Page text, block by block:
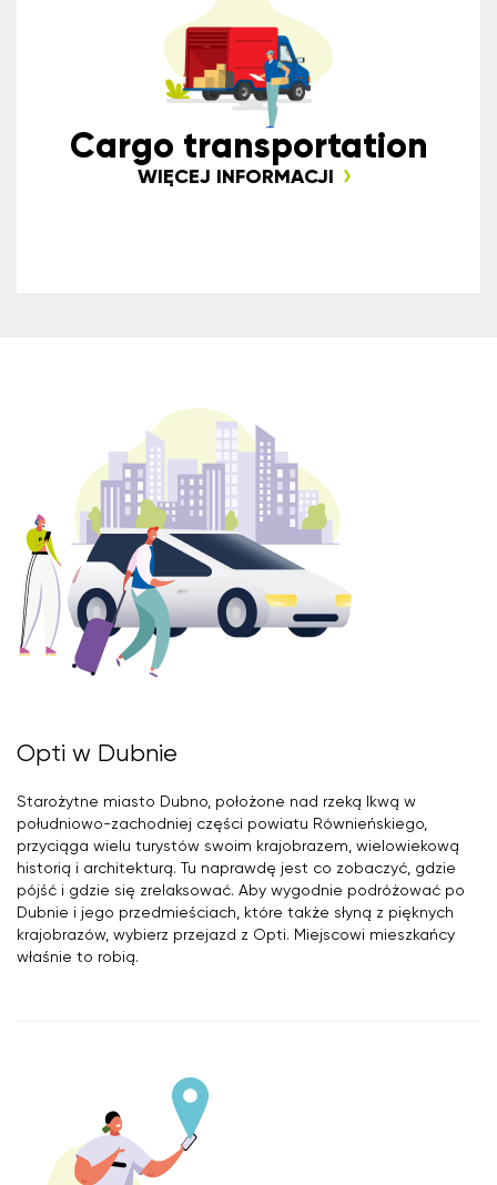
Сargo transportation
WIĘCEJ INFORMACJI
Opti w Dubnie
Starożytne miasto Dubno, położone nad rzeką Ikwą w
południowo-zachodniej części powiatu Równieńskiego,
przyciąga wielu turystów swoim krajobrazem, wielowiekową
historią i architekturą. Tu naprawdę jest co zobaczyć, gdzie
pójść i gdzie się zrelaksować. Aby wygodnie podróżować po
Dubnie i jego przedmieściach, które także słyną z pięknych
krajobrazów, wybierz przejazd z Opti. Miejscowi mieszkańcy
właśnie to robią.